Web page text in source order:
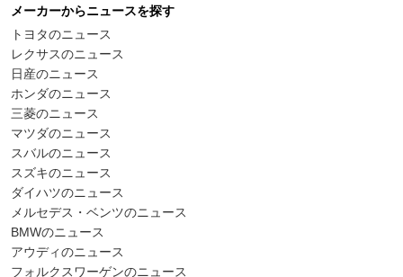
メーカーからニュースを探す
トヨタのニュース
レクサスのニュース
日産のニュース
ホンダのニュース
三菱のニュース
マツダのニュース
スバルのニュース
スズキのニュース
ダイハツのニュース
メルセデス・ベンツのニュース
BMWのニュース
アウディのニュース
フォルクスワーゲンのニュース